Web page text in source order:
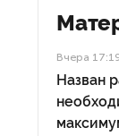
Вчера
Назван